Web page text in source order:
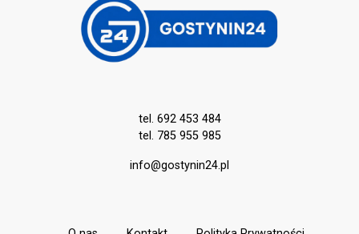
tel. 692 453 484
tel. 785 955 985
info@gostynin24.pl